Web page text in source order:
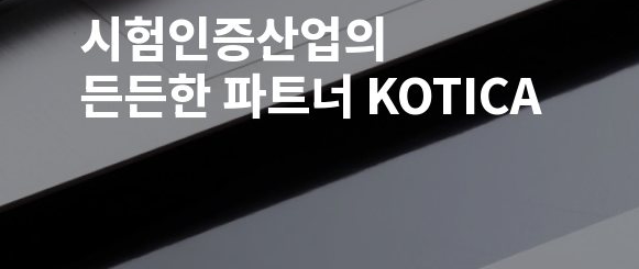
시험인증산업의
든든한 파트너 KOTICA